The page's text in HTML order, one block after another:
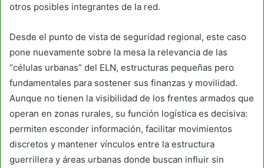
otros posibles integrantes de la red.
Desde el punto de vista de seguridad regional, este caso
pone nuevamente sobre la mesa la relevancia de las
“células urbanas” del ELN, estructuras pequeñas pero
fundamentales para sostener sus finanzas y movilidad.
Aunque no tienen la visibilidad de los frentes armados que
operan en zonas rurales, su función logística es decisiva:
permiten esconder información, facilitar movimientos
discretos y mantener vínculos entre la estructura
guerrillera y áreas urbanas donde buscan influir sin